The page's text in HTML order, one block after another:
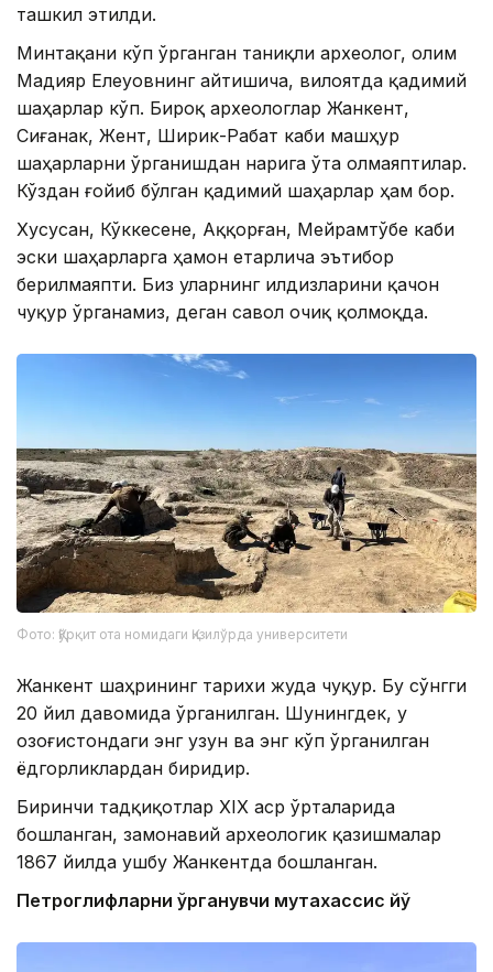
ташкил этилди.
Минтақани кўп ўрганган таниқли археолог, олим
Мадияр Елеуовнинг айтишича, вилоятда қадимий
шаҳарлар кўп. Бироқ археологлар Жанкент,
Сиғанак, Жент, Ширик-Рабат каби машҳур
шаҳарларни ўрганишдан нарига ўта олмаяптилар.
Кўздан ғойиб бўлган қадимий шаҳарлар ҳам бор.
Хусусан, Кўккесене, Аққорған, Мейрамтўбе каби
эски шаҳарларга ҳамон етарлича эътибор
берилмаяпти. Биз уларнинг илдизларини қачон
чуқур ўрганамиз, деган савол очиқ қолмоқда.
Фото: Қўрқит ота номидаги Қизилўрда университети
Жанкент шаҳрининг тарихи жуда чуқур. Бу сўнгги
20 йил давомида ўрганилган. Шунингдек, у
Қозоғистондаги энг узун ва энг кўп ўрганилган
ёдгорликлардан биридир.
Биринчи тадқиқотлар ХІХ аср ўрталарида
бошланган, замонавий археологик қазишмалар
1867 йилда ушбу Жанкентда бошланган.
Петроглифларни ўрганувчи мутахассис йўқ